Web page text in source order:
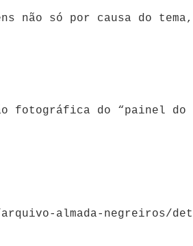
não só por causa do
fotográfica do “painel
almada-negreiros/